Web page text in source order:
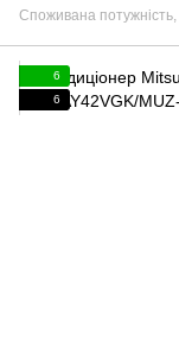
Споживана
6
6